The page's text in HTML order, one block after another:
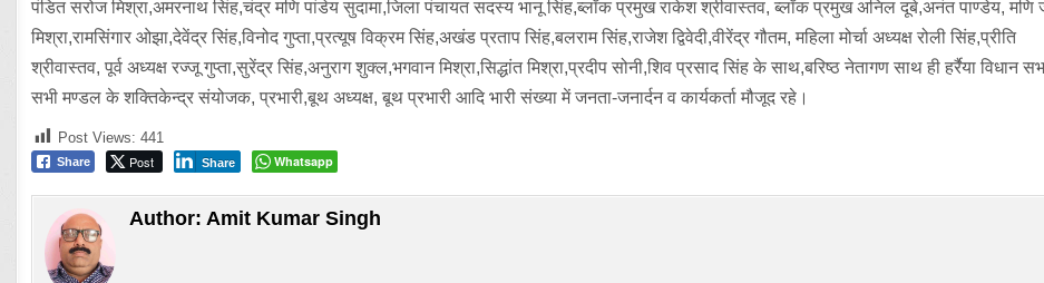
पंडित सरोज मिश्रा,अमरनाथ सिंह,चंद्र मणि पांडेय सुदामा,जिला पंचायत सदस्य भानू सिंह,ब्लॉक प्रमुख राकेश श्रीवास्तव, ब्लॉक प्रमुख अनिल दूबे,अनंत पाण्डेय, मणि
मिश्रा,रामसिंगार ओझा,देवेंद्र सिंह,विनोद गुप्ता,प्रत्यूष विक्रम सिंह,अखंड प्रताप सिंह,बलराम सिंह,राजेश द्विवेदी,वीरेंद्र गौतम, महिला मोर्चा अध्यक्ष रोली सिंह,प्रीति
श्रीवास्तव, पूर्व अध्यक्ष रज्जू गुप्ता,सुरेंद्र सिंह,अनुराग शुक्ल,भगवान मिश्रा,सिद्धांत मिश्रा,प्रदीप सोनी,शिव प्रसाद सिंह के साथ,बरिष्ठ नेतागण साथ ही हर्रैया विधान
सभी मण्डल के शक्तिकेन्द्र संयोजक, प्रभारी,बूथ अध्यक्ष, बूथ प्रभारी आदि भारी संख्या में जनता-जनार्दन व कार्यकर्ता मौजूद रहे।
Post Views: 441
Share Post Share Whatsapp
Author: Amit Kumar Singh